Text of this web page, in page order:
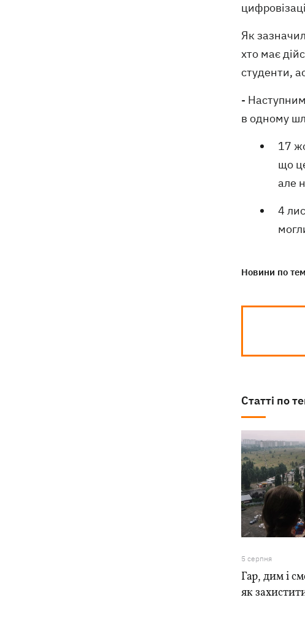
Як
хто має
студенти,
-
в одному
17
що
але
4
Новини по
Статті по
5 серпня
Гар, дим і
як